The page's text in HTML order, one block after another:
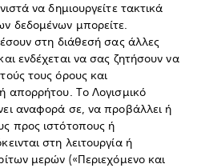
να δημιουργείτε τακτικά
δεδομένων μπορείτε.
στη διάθεσή σας άλλες
ενδέχεται να σας ζητήσουν να
τους όρους και
απορρήτου. Το Λογισμικό
αναφορά σε, να προβάλλει ή
προς ιστότοπους ή
στη λειτουργία ή
μερών («Περιεχόμενο και